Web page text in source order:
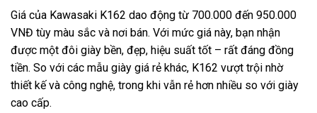
Giá của Kawasaki K162 dao động từ 700.000 đến 950.000
VNĐ tùy màu sắc và nơi bán. Với mức giá này, bạn nhận
được một đôi giày bền, đẹp, hiệu suất tốt – rất đáng đồng
tiền. So với các mẫu giày giá rẻ khác, K162 vượt trội nhờ
thiết kế và công nghệ, trong khi vẫn rẻ hơn nhiều so với giày
cao cấp.